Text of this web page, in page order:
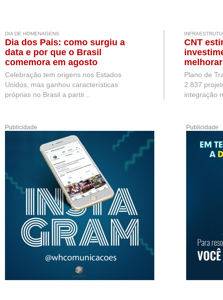
DIA DE HOMENAGENS
Dia dos Pais: como surgiu a
data e por que o Brasil
comemora em agosto
Celebração tem origens nos Estados
Unidos, mas ganhou características
próprias no Brasil a partir...
CNT
Brasil
Plano de
2.837
integração
Publicidade Publicidade